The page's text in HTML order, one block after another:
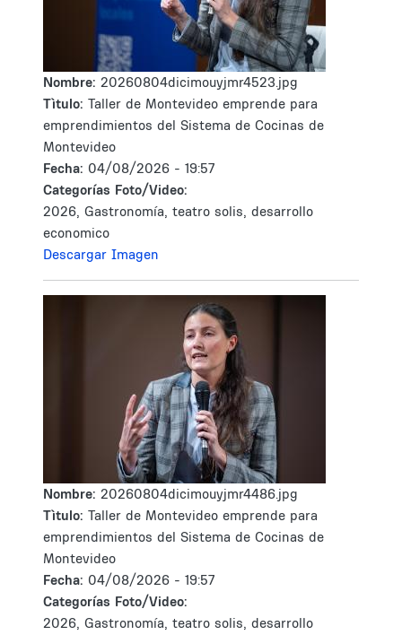
Nombre: 20260804dicimouyjmr4523.jpg
Tìtulo: Taller de Montevideo emprende para
emprendimientos del Sistema de Cocinas de
Montevideo
Fecha: 04/08/2026 - 19:57
Categorías Foto/Video:
2026, Gastronomía, teatro solis, desarrollo
economico
Descargar Imagen
Nombre: 20260804dicimouyjmr4486.jpg
Tìtulo: Taller de Montevideo emprende para
emprendimientos del Sistema de Cocinas de
Montevideo
Fecha: 04/08/2026 - 19:57
Categorías Foto/Video:
2026, Gastronomía, teatro solis, desarrollo